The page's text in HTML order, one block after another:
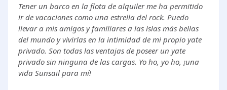
Tener un barco en la flota de alquiler me ha permitido
ir de vacaciones como una estrella del rock. Puedo
llevar a mis amigos y familiares a las islas más bellas
del mundo y vivirlas en la intimidad de mi propio yate
privado. Son todas las ventajas de poseer un yate
privado sin ninguna de las cargas. Yo ho, yo ho, ¡una
vida Sunsail para mí!